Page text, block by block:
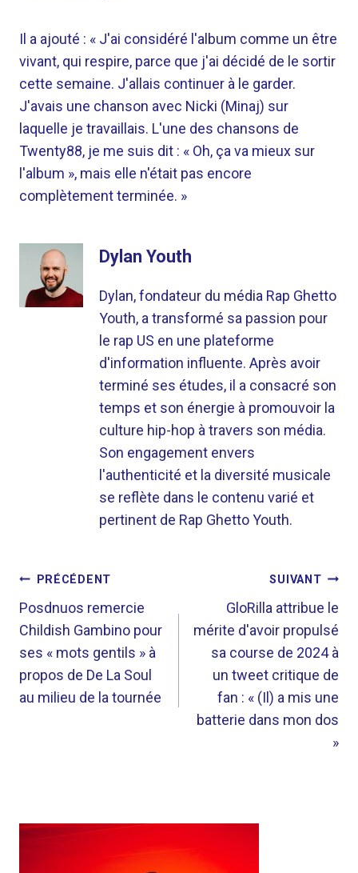
Il a ajouté : « J'ai considéré l'album comme un être
vivant, qui respire, parce que j'ai décidé de le sortir
cette semaine. J'allais continuer à le garder.
J'avais une chanson avec Nicki (Minaj) sur
laquelle je travaillais. L'une des chansons de
Twenty88, je me suis dit : « Oh, ça va mieux sur
l'album », mais elle n'était pas encore
complètement terminée. »
Dylan Youth
Dylan, fondateur du média Rap Ghetto
Youth, a transformé sa passion pour
le rap US en une plateforme
d'information influente. Après avoir
terminé ses études, il a consacré son
temps et son énergie à promouvoir la
culture hip-hop à travers son média.
Son engagement envers
l'authenticité et la diversité musicale
se reflète dans le contenu varié et
pertinent de Rap Ghetto Youth.
NAVIGATION
DE
L’ARTICLE
PRÉCÉDENT
Posdnuos remercie
Childish Gambino pour
ses « mots gentils » à
propos de De La Soul
au milieu de la tournée
SUIVANT
GloRilla attribue le
mérite d'avoir propulsé
sa course de 2024 à
un tweet critique de
fan : « (Il) a mis une
batterie dans mon dos
»